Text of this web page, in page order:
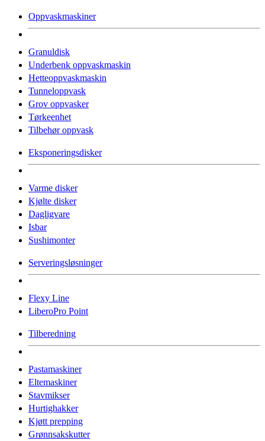
Oppvaskmaskiner
Granuldisk
Underbenk oppvaskmaskin
Hetteoppvaskmaskin
Tunneloppvask
Grov oppvasker
Tørkeenhet
Tilbehør oppvask
Eksponeringsdisker
Varme disker
Kjølte disker
Dagligvare
Isbar
Sushimonter
Serveringsløsninger
Flexy Line
LiberoPro Point
Tilberedning
Pastamaskiner
Eltemaskiner
Stavmikser
Hurtighakker
Kjøtt prepping
Grønnsakskutter